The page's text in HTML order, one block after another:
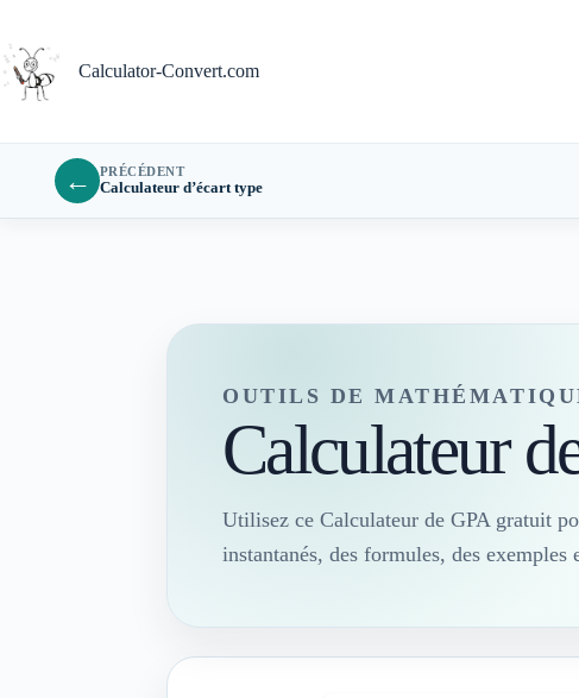
contenu
Calculator-Convert.com
← PRÉCÉDENT
Calculateur d’écart type
OUTILS DE
Calculateur
Utilisez ce Calculateur de GPA gratuit
instantanés, des formules, des exemples